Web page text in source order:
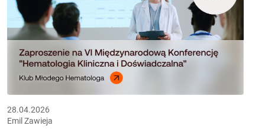
28.04.2026
Emil Zawieja